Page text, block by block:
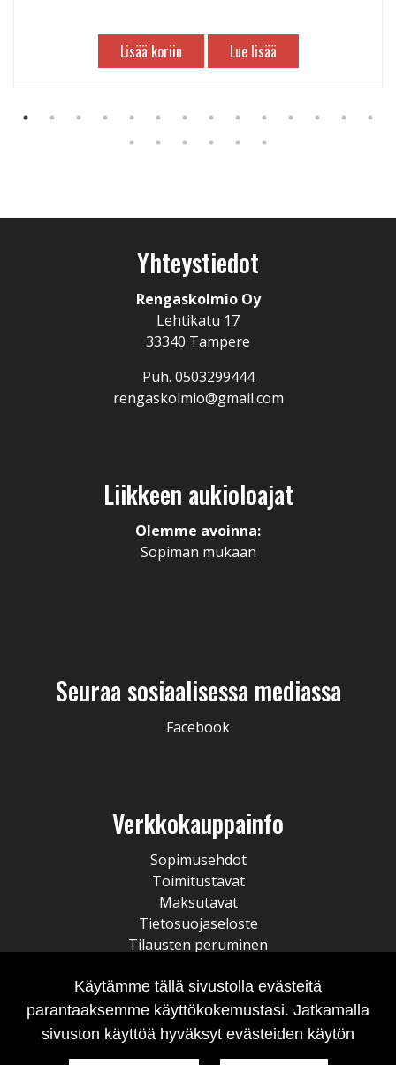
Lisää koriin Lue lisää
Yhteystiedot
Rengaskolmio Oy
Lehtikatu 17
33340 Tampere
Puh. 0503299444
rengaskolmio@gmail.com
Liikkeen aukioloajat
Olemme avoinna:
Sopiman mukaan
Seuraa sosiaalisessa mediassa
Facebook
Verkkokauppainfo
Sopimusehdot
Toimitustavat
Maksutavat
Tietosuojaseloste
Tilausten peruminen
Käytämme tällä sivustolla evästeitä
parantaaksemme käyttökokemustasi. Jatkamalla
sivuston käyttöä hyväksyt evästeiden käytön